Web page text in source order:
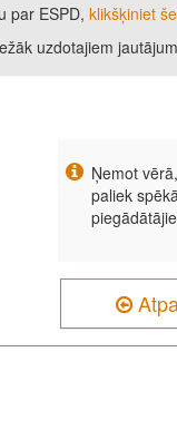
par ESPD, klikšķiniet
uzdotajiem
Ņemot
paliek